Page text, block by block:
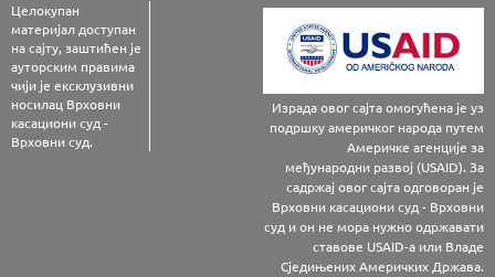
Целокупан
материјал доступан
на сајту, заштићен је
ауторским правима
чији је ексклузивни
носилац Врховни
касациони суд -
Врховни суд.
Израда овог сајта омогућена је уз
подршку америчког народа путем
Америчке агенције за
међународни развој (USAID). За
садржај овог сајта одговоран је
Врховни касациони суд - Врховни
суд и он не мора нужно одржавати
ставове USAID-а или Владе
Сједињених Америчких Држава.